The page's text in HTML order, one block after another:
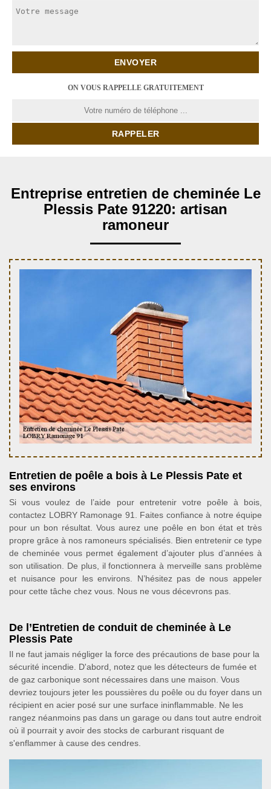
ON VOUS RAPPELLE GRATUITEMENT
Entreprise entretien de cheminée Le
Plessis Pate 91220: artisan
ramoneur
Entretien de poêle a bois à Le Plessis Pate et
ses environs
Si vous voulez de l’aide pour entretenir votre poêle à bois,
contactez LOBRY Ramonage 91. Faites confiance à notre équipe
pour un bon résultat. Vous aurez une poêle en bon état et très
propre grâce à nos ramoneurs spécialisés. Bien entretenir ce type
de cheminée vous permet également d’ajouter plus d’années à
son utilisation. De plus, il fonctionnera à merveille sans problème
et nuisance pour les environs. N’hésitez pas de nous appeler
pour cette tâche chez vous. Nous ne vous décevrons pas.
De l’Entretien de conduit de cheminée à Le
Plessis Pate
Il ne faut jamais négliger la force des précautions de base pour la
sécurité incendie. D'abord, notez que les détecteurs de fumée et
de gaz carbonique sont nécessaires dans une maison. Vous
devriez toujours jeter les poussières du poêle ou du foyer dans un
récipient en acier posé sur une surface ininflammable. Ne les
rangez néanmoins pas dans un garage ou dans tout autre endroit
où il pourrait y avoir des stocks de carburant risquant de
s'enflammer à cause des cendres.